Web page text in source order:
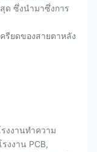
ด ซึ่งนํามาซึ่งการ
รียดของสายตาหลัง
งงานทําความ
งงาน PCB,